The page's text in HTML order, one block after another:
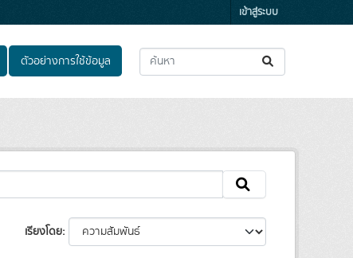
เข้าสู่ระบบ
ตัวอย่างการใช้ข้อมูล
เรียงโดย